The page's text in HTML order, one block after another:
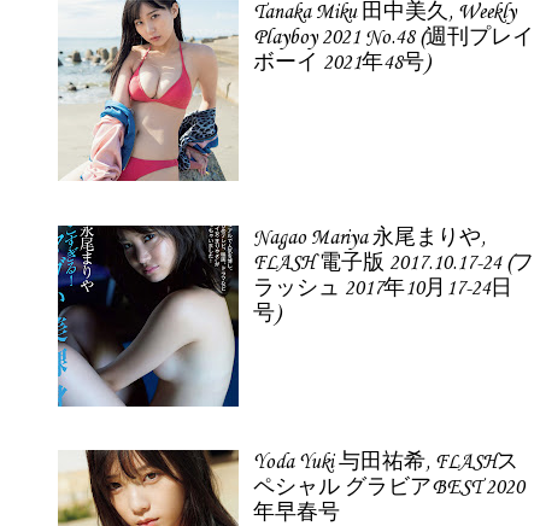
Tanaka Miku 田中美久, Weekly
Playboy 2021 No.48 (週刊プレイ
ボーイ 2021年48号)
Nagao Mariya 永尾まりや,
FLASH 電子版 2017.10.17-24 (フ
ラッシュ 2017年10月17-24日
号)
Yoda Yuki 与田祐希, FLASHス
ペシャル グラビアBEST 2020
年早春号